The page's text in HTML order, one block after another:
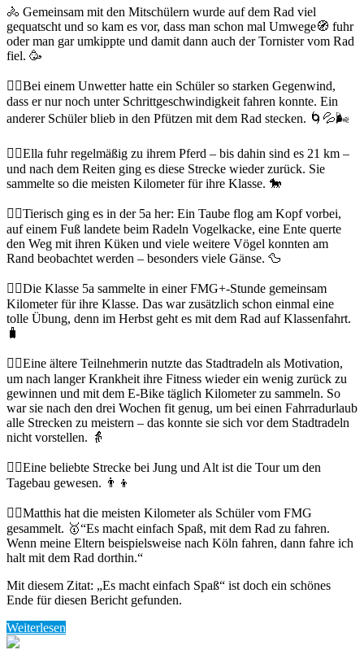
🚴 Gemeinsam mit den Mitschülern wurde auf dem Rad viel
gequatscht und so kam es vor, dass man schon mal Umwege🧭 fuhr
oder man gar umkippte und damit dann auch der Tornister vom Rad
fiel. 🥳
🚴‍♂️Bei einem Unwetter hatte ein Schüler so starken Gegenwind,
dass er nur noch unter Schrittgeschwindigkeit fahren konnte. Ein
anderer Schüler blieb in den Pfützen mit dem Rad stecken. 🌀💦🌬️
🚴‍♀️Ella fuhr regelmäßig zu ihrem Pferd – bis dahin sind es 21 km –
und nach dem Reiten ging es diese Strecke wieder zurück. Sie
sammelte so die meisten Kilometer für ihre Klasse. 🐎
🚴‍♀️Tierisch ging es in der 5a her: Ein Taube flog am Kopf vorbei,
auf einem Fuß landete beim Radeln Vogelkacke, eine Ente querte
den Weg mit ihren Küken und viele weitere Vögel konnten am
Rand beobachtet werden – besonders viele Gänse. 🦆
🚴‍♀️Die Klasse 5a sammelte in einer FMG+-Stunde gemeinsam
Kilometer für ihre Klasse. Das war zusätzlich schon einmal eine
tolle Übung, denn im Herbst geht es mit dem Rad auf Klassenfahrt.
🧳
🚴‍♀️Eine ältere Teilnehmerin nutzte das Stadtradeln als Motivation,
um nach langer Krankheit ihre Fitness wieder ein wenig zurück zu
gewinnen und mit dem E-Bike täglich Kilometer zu sammeln. So
war sie nach den drei Wochen fit genug, um bei einen Fahrradurlaub
alle Strecken zu meistern – das konnte sie sich vor dem Stadtradeln
nicht vorstellen. 👵
🚴‍♀️Eine beliebte Strecke bei Jung und Alt ist die Tour um den
Tagebau gewesen. 👨‍👦
🚴‍♂️Matthis hat die meisten Kilometer als Schüler vom FMG
gesammelt. 🥇“Es macht einfach Spaß, mit dem Rad zu fahren.
Wenn meine Eltern beispielsweise nach Köln fahren, dann fahre ich
halt mit dem Rad dorthin.“
Mit diesem Zitat: „Es macht einfach Spaß“ ist doch ein schönes
Ende für diesen Bericht gefunden.
Weiterlesen